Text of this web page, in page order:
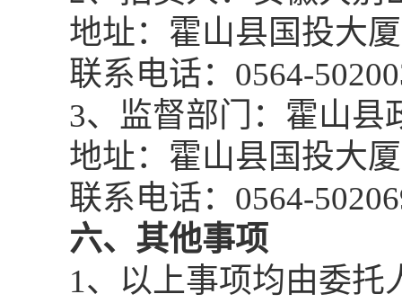
地址：霍山县国投大厦
联系电话： 0564-
3、监督部门：霍山县
地址：霍山县国投大厦
联系电话： 0564-
六、其他事项
1、 以上事项均由委托